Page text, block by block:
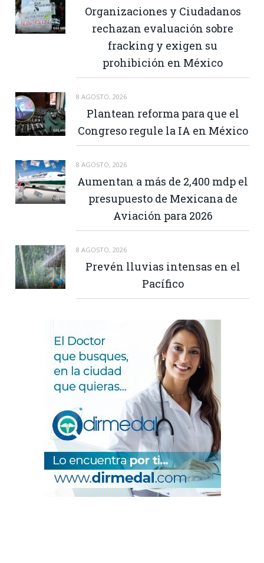
Organizaciones y Ciudadanos
rechazan evaluación sobre
fracking y exigen su
prohibición en México
8 AGOSTO, 2026
Plantean reforma para que el
Congreso regule la IA en México
8 AGOSTO, 2026
Aumentan a más de 2,400 mdp el
presupuesto de Mexicana de
Aviación para 2026
8 AGOSTO, 2026
Prevén lluvias intensas en el
Pacífico